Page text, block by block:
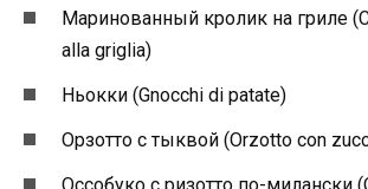
Маринованный кролик на гриле
alla griglia)
Ньокки (Gnocchi di patate)
Орзотто с тыквой (Orzotto con